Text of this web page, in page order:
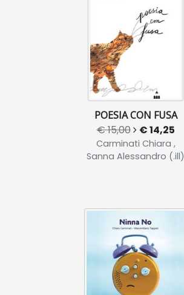
POESIA CON FUSA
€ 15,00 € 14,25
Carminati Chiara ,
Sanna Alessandro (.ill)